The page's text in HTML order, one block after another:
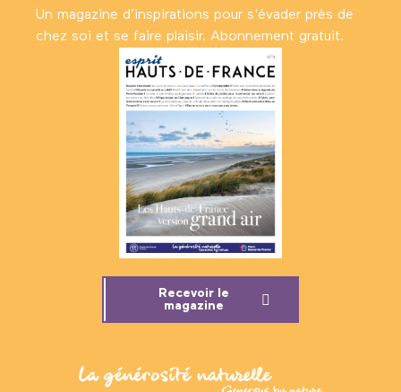
Un magazine d’inspirations pour s'évader près de
chez soi et se faire plaisir. Abonnement gratuit.
Recevoir le
magazine